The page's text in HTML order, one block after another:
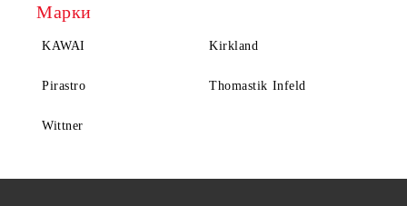
Марки
KAWAI Kirkland
Pirastro Thomastik Infeld
Wittner